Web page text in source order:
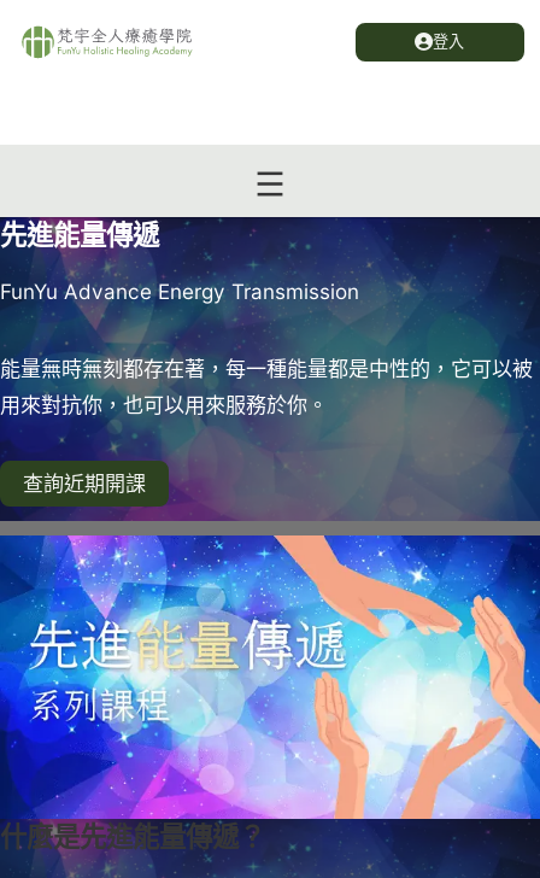
登入
先進能量傳遞
FunYu Advance Energy Transmission
能量無時無刻都存在著，每一種能量都是中性的，它可以被
用來對抗你，也可以用來服務於你。
查詢近期開課
什麼是先進能量傳遞？